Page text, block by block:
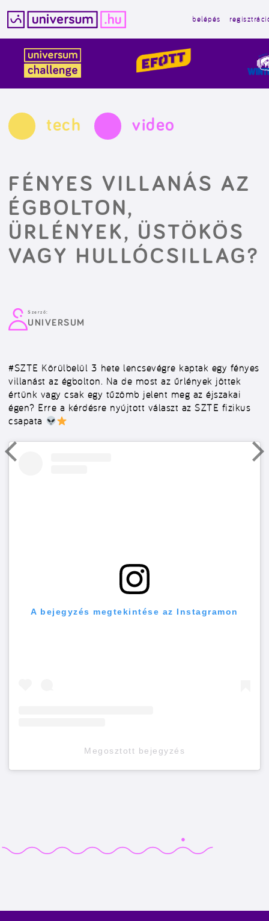
tartalomba
belépés
tech video
FÉNYES VILLANÁS AZ
ÉGBOLTON,
ÜRLÉNYEK, ÜSTÖKÖS
VAGY HULLÓCSILLAG?
Szerző:
UNIVERSUM
#SZTE Körülbelül 3 hete lencsevégre kaptak egy fényes
villanást az égbolton. Na de most az űrlények jöttek
értünk vagy csak egy tűzömb jelent meg az éjszakai
égen? Erre a kérdésre nyújtott választ az SZTE fizikus
csapata
A bejegyzés megtekintése az Instagramon
Megosztott bejegyzés